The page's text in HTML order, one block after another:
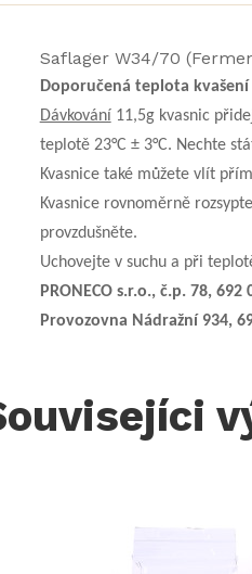
Saflager W34/70
Doporučená teplota kvašení
Dávkování 11,5g kvasnic
teplotě 23°C ± 3°C. Nechte
Kvasnice také můžete vlít
Kvasnice rovnoměrně
provzdušněte.
Uchovejte v suchu a při
PRONECO s.r.o., č.p. 78,
Provozovna Nádražní 934,